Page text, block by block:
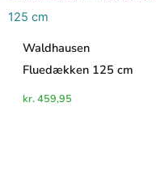
Waldhausen
Fluedækken 125 cm
kr.459,95